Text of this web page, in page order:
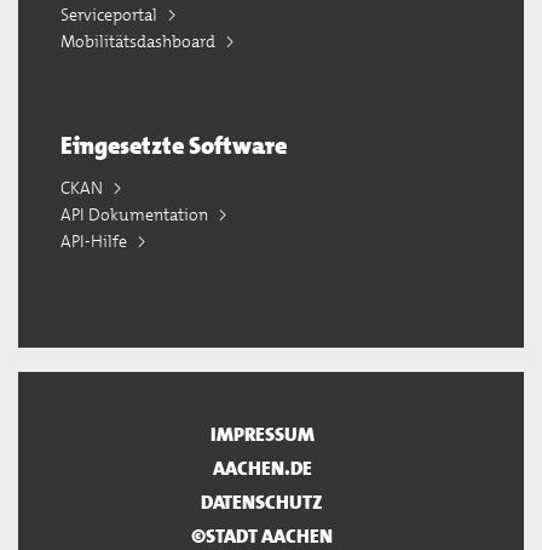
Serviceportal
Mobilitätsdashboard
Eingesetzte Software
CKAN
API Dokumentation
API-Hilfe
IMPRESSUM
AACHEN.DE
DATENSCHUTZ
©STADT AACHEN